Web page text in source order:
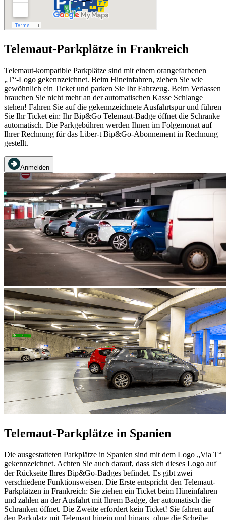
Telemaut-Parkplätze in Frankreich
Telemaut-kompatible Parkplätze sind mit einem orangefarbenen
„T“-Logo gekennzeichnet. Beim Hineinfahren, ziehen Sie wie
gewöhnlich ein Ticket und parken Sie Ihr Fahrzeug. Beim Verlassen
brauchen Sie nicht mehr an der automatischen Kasse Schlange
stehen! Fahren Sie auf die gekennzeichnete Ausfahrtspur und führen
Sie Ihr Ticket ein: Ihr Bip&Go Telemaut-Badge öffnet die Schranke
automatisch. Die Parkgebühren werden Ihnen im Folgemonat auf
Ihrer Rechnung für das Liber-t Bip&Go-Abonnement in Rechnung
gestellt.
Anmelden
Telemaut-Parkplätze in Spanien
Die ausgestatteten Parkplätze in Spanien sind mit dem Logo „Via T“
gekennzeichnet. Achten Sie auch darauf, dass sich dieses Logo auf
der Rückseite Ihres Bip&Go-Badges befindet. Es gibt zwei
verschiedene Funktionsweisen. Die Erste entspricht den Telemaut-
Parkplätzen in Frankreich: Sie ziehen ein Ticket beim Hineinfahren
und zahlen an der Ausfahrt mit Ihrem Badge, der automatisch die
Schranken öffnet. Die Zweite erfordert kein Ticket! Sie fahren auf
den Parkplatz mit Telemaut hinein und hinaus, ohne die Scheibe